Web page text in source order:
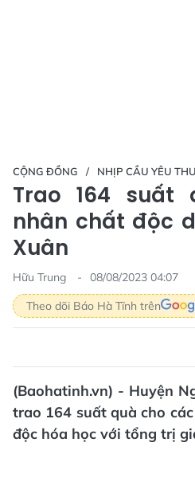
CỘNG ĐỒNG NHỊP CẦU YÊU
Trao 164 suất
nhân chất độc
Xuân
Hữu Trung
08/08/2023 04:07
Theo dõi Báo Hà Tĩnh trên
(Baohatinh.vn) - Huyện
trao 164 suất quà cho
độc hóa học với tổng trị